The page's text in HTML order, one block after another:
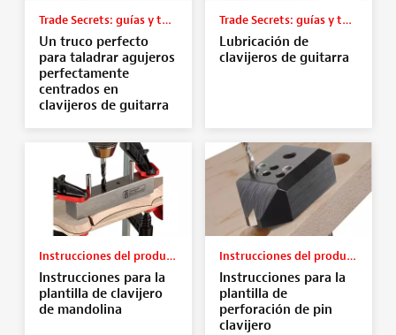
Trade Secrets: guías y tutoriales
Un truco perfecto
para taladrar agujeros
perfectamente
centrados en
clavijeros de guitarra
Trade Secrets: guías y tutoriales
Lubricación de
clavijeros de guitarra
Instrucciones del producto
Instrucciones para la
plantilla de clavijero
de mandolina
Instrucciones del producto
Instrucciones para la
plantilla de
perforación de pin
clavijero